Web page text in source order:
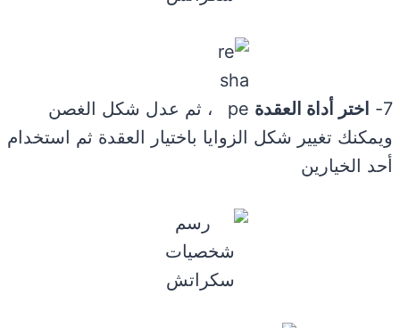
7- اختر أداة العقدة
، ثم عدل شكل الغصن
ويمكنك تغيير شكل الزوايا باختيار العقدة ثم استخدام
أحد الخيارين